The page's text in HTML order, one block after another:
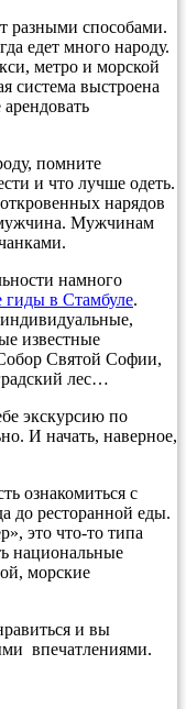
разными способами.
едет много народу.
метро и морской
система выстроена
помните
и что лучше одеть.
нарядов
мужчина. Мужчинам
намного
гиды в Стамбуле.
известные
Святой Софии,
лес…
экскурсию по
И начать, наверное,
ознакомиться с
до ресторанной еды.
это что-то типа
национальные
морские
и вы
впечатлениями.